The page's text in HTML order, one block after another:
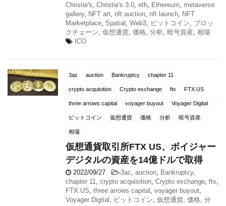
Christie's Christie's 3.0 eth Ethereum
metaverse
gallery, NFT art nft auction nft launch NFT
Marketplace Spatial Web3 ビットコイン
ブロッ
クチェーン 仮想通貨 価格 分析 暗号資産 相場
ICO
3ac auction Bankruptcy chapter 11
crypto acquisition Crypto exchange ftx FTX.US
three arrows capital voyager buyout Voyager Digital
ビットコイン 仮想通貨 価格 分析 暗号資産
相場
仮想通貨取引所FTX US、ボイジャー
デジタルの資産を14億ドルで取得
2022/09/27 -3ac auction Bankruptcy,
chapter 11
crypto acquisition Crypto exchange ftx
FTX.US three arrows capital voyager buyout
Voyager Digital
ビットコイン 仮想通貨 価格 分